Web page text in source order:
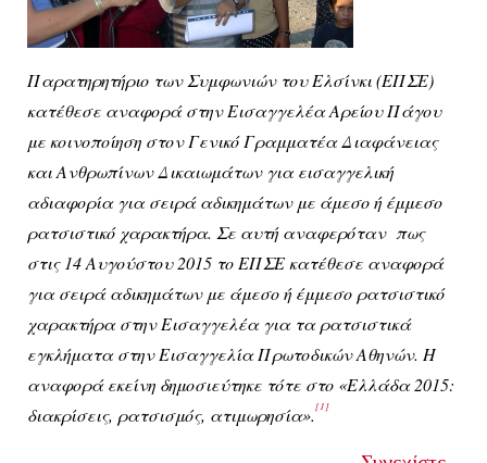
Παρατηρητήριο των Συμφωνιών του Ελσίνκι (ΕΠΣΕ)
κατέθεσε αναφορά στην Εισαγγελέα Αρείου Πάγου
με κοινοποίηση στον Γενικό Γραμματέα Διαφάνειας
και Ανθρωπίνων Δικαιωμάτων για εισαγγελική
αδιαφορία για σειρά αδικημάτων με άμεσο ή έμμεσο
ρατσιστικό χαρακτήρα. Σε αυτή αναφερόταν πως
στις 14 Αυγούστου 2015 το ΕΠΣΕ κατέθεσε αναφορά
για σειρά αδικημάτων με άμεσο ή έμμεσο ρατσιστικό
χαρακτήρα στην Εισαγγελέα για τα ρατσιστικά
εγκλήματα στην Εισαγγελία Πρωτοδικών Αθηνών. Η
αναφορά εκείνη δημοσιεύτηκε τότε στο «Ελλάδα 2015:
διακρίσεις, ρατσισμός, ατιμωρησία».[1]